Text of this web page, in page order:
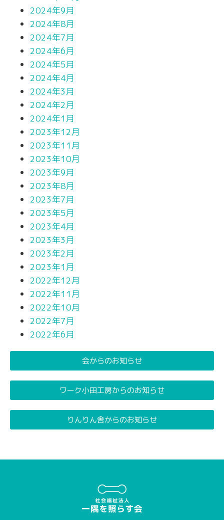
2024年9月
2024年8月
2024年7月
2024年6月
2024年5月
2024年4月
2024年3月
2024年2月
2024年1月
2023年12月
2023年11月
2023年10月
2023年9月
2023年8月
2023年7月
2023年5月
2023年4月
2023年3月
2023年2月
2023年1月
2022年12月
2022年11月
2022年10月
2022年7月
2022年6月
会からのお知らせ
ワーク小田工房からのお知らせ
りんりん舎からのお知らせ